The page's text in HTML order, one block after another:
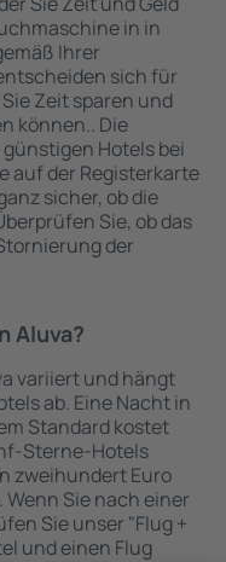
in in
Ihrer
sich für
Zeit sparen und
können.. Die
Hotels bei
auf der Registerkarte
sicher, ob die
Sie, ob das
der
Aluva?
variiert und hängt
ab. Eine Nacht in
Standard kostet
Sterne-Hotels
zweihundert Euro
Sie nach einer
Sie unser "Flug +
und einen Flug